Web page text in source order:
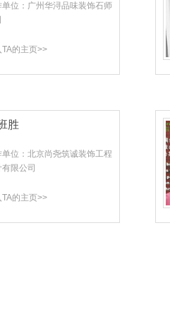
单位：广州华浔品味装饰石师
TA的主页>>
胜
单位：北京尚尧筑诚装饰工程
限公司
TA的主页>>